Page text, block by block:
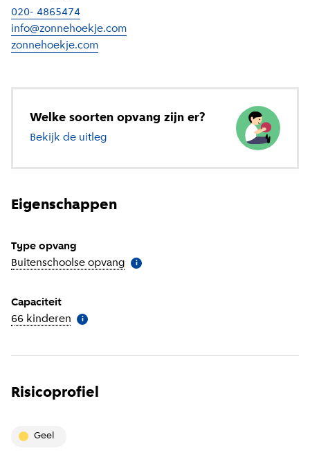
020- 4865474
info@zonnehoekje.com
zonnehoekje.com
Welke soorten opvang zijn er?
Bekijk de uitleg over verschillende soorten opvang
Eigenschappen
Type opvang
Buitenschoolse opvang Meer informatie
i
Capaciteit
66 kinderen Meer informatie
i
Risicoprofiel
geel